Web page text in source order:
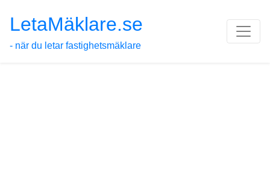
LetaMäklare.se
- när du letar fastighetsmäklare